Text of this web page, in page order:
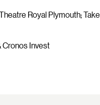
Royal Plymouth; Take
Cronos Invest